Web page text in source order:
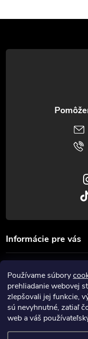
Používame súbory
prehliadanie webovej
zlepšovali jej funkcie,
sú nevyhnutné, zatiaľ
web a váš
á
Informácie pre vás
Prijímame online